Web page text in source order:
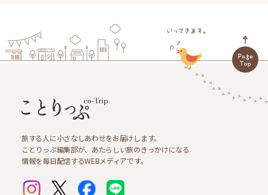
旅する人に小さなしあわせをお届けします。
ことりっぷ編集部が、あたらしい旅のきっかけになる
情報を毎日配信するWEBメディアです。